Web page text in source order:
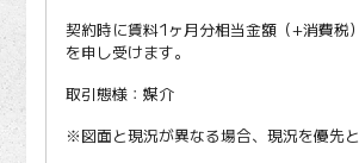
契約時に賃料1ヶ月分相当金額（+消費税
を申し受けます。
取引態様：媒介
※図面と現況が異なる場合、現況を優先と